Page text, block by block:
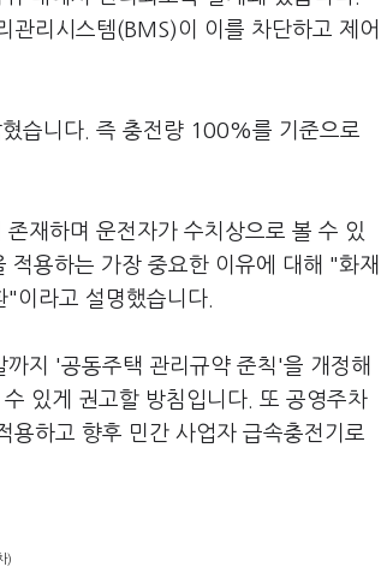
관리시스템(BMS)이 이를 차단하고 제어
습니다. 즉 충전량 100%를 기준으로
재하며 운전자가 수치상으로 볼 수 있
용하는 가장 중요한 이유에 대해 "화재
이라고 설명했습니다.
지 '공동주택 관리규약 준칙'을 개정해
있게 권고할 방침입니다. 또 공영주차
하고 향후 민간 사업자 급속충전기로
)